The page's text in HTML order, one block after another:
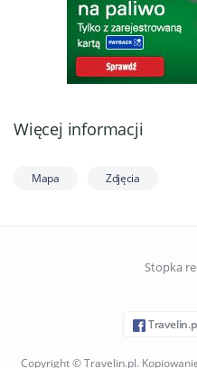
Więcej informacji
Mapa Zdjęcia
Stopka
Copyright © Travelin.pl.